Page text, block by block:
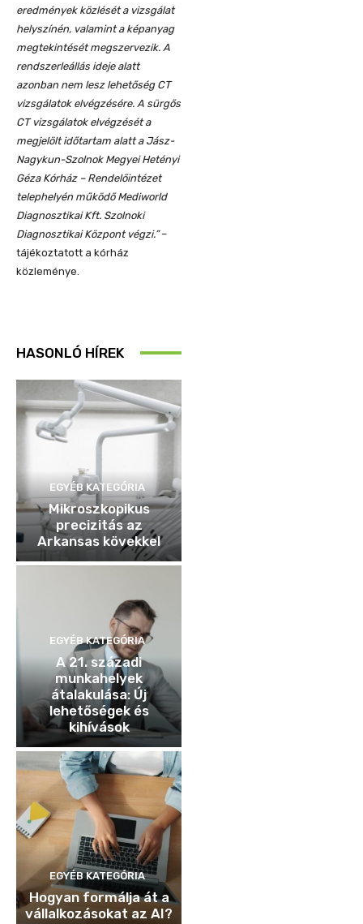
eredmények közlését a vizsgálat
helyszínén, valamint a képanyag
megtekintését megszervezik. A
rendszerleállás ideje alatt
azonban nem lesz lehetőség CT
vizsgálatok elvégzésére. A sürgős
CT vizsgálatok elvégzését a
megjelölt időtartam alatt a Jász-
Nagykun-Szolnok Megyei Hetényi
Géza Kórház – Rendelőintézet
telephelyén működő Mediworld
Diagnosztikai Kft. Szolnoki
Diagnosztikai Központ végzi.”–
tájékoztatott a kórház
közleménye.
HASONLÓ HÍREK
EGYÉB KATEGÓRIA
Mikroszkopikus
precizitás az
Arkansas kövekkel
EGYÉB KATEGÓRIA
A 21. századi
munkahelyek
átalakulása: Új
lehetőségek és
kihívások
EGYÉB KATEGÓRIA
Hogyan formálja át a
vállalkozásokat az AI?